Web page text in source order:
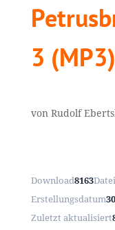
3 (MP3)
von Rudolf
Download8163
Erstellungsdatum
Zuletzt aktualisiert